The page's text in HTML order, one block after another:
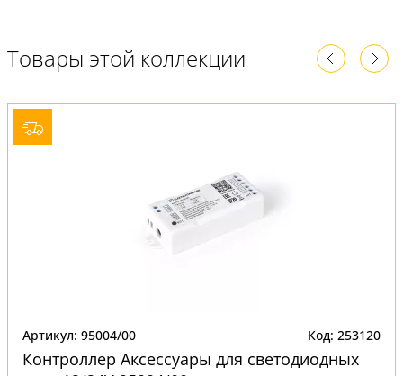
Товары этой коллекции
Артикул: 95004/00 Код: 253120
Контроллер Аксессуары для светодиодных